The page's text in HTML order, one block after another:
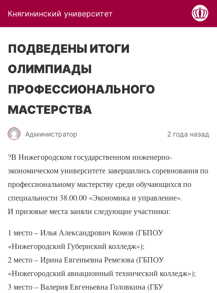
Княгининский университет
ПОДВЕДЕНЫ ИТОГИ
ОЛИМПИАДЫ
ПРОФЕССИОНАЛЬНОГО
МАСТЕРСТВА
Администратор 2 года назад
?В Нижегородском государственном инженерно-
экономическом университете завершились соревнования по
профессиональному мастерству среди обучающихся по
специальности 38.00.00 «Экономика и управление».
И призовые места заняли следующие участники:
1 место – Илья Александрович Комов (ГБПОУ
«Нижегородский Губернский колледж»);
2 место – Ирина Евгеньевна Ремезова (ГБПОУ
«Нижегородский авиационный технический колледж»);
3 место – Валерия Евгеньевна Головкина (ГБУ